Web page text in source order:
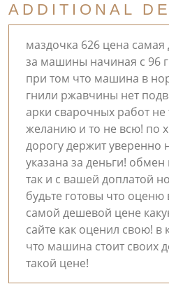
ADDITIONAL
маздочка 626 цена
за машины начиная с 96
при том что машина в
гнили ржавчины нет
арки сварочных работ не
желанию и то не всю! по
дорогу держит уверенно
указана за деньги!
так и с вашей доплатой
будьте готовы что
самой дешевой цене
сайте как оценил свою! в
что машина стоит своих
такой цене!